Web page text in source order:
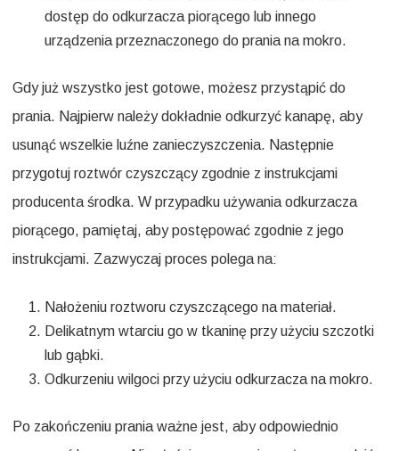
dostęp do odkurzacza piorącego lub innego
urządzenia przeznaczonego do prania na mokro.
Gdy już wszystko jest gotowe, możesz przystąpić do
prania. Najpierw należy dokładnie odkurzyć kanapę, aby
usunąć wszelkie luźne zanieczyszczenia. Następnie
przygotuj roztwór czyszczący zgodnie z instrukcjami
producenta środka. W przypadku używania odkurzacza
piorącego, pamiętaj, aby postępować zgodnie z jego
instrukcjami. Zazwyczaj proces polega na:
Nałożeniu roztworu czyszczącego na materiał.
Delikatnym wtarciu go w tkaninę przy użyciu szczotki
lub gąbki.
Odkurzeniu wilgoci przy użyciu odkurzacza na mokro.
Po zakończeniu prania ważne jest, aby odpowiednio